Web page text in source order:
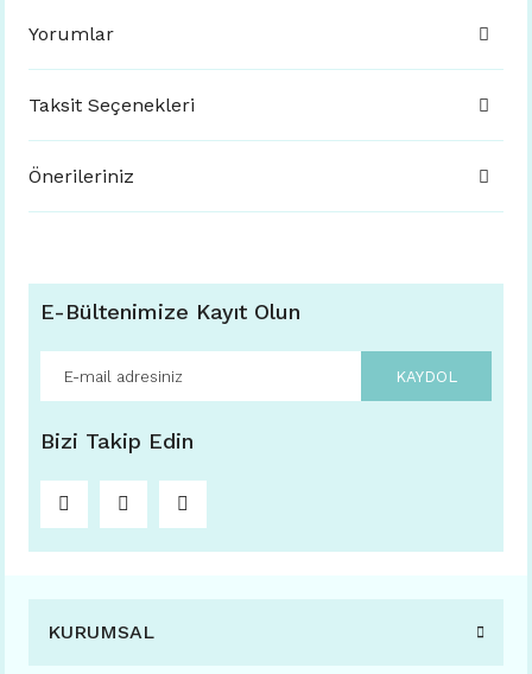
Yorumlar
Taksit Seçenekleri
Önerileriniz
E-Bültenimize Kayıt Olun
KAYDOL
Bizi Takip Edin
KURUMSAL